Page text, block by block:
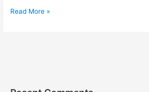
Adobe
Read More »